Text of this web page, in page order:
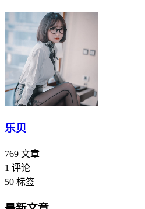
乐贝
769 文章
1 评论
50 标签